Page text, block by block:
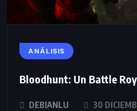
ANÁLISIS
Bloodhunt: Un Battle
DEBIANLU 30